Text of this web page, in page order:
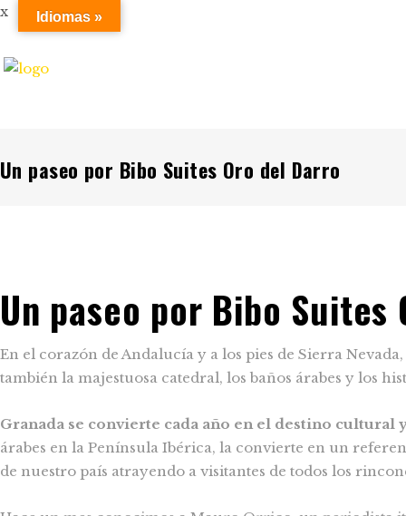
x
RESERVAR
Un paseo por Bibo Suites Oro del Darro
Un paseo por Bibo Suites
En el corazón de Andalucía y a los pies de Sierra
también la majestuosa catedral, los baños árabes y los
Granada se convierte cada año en el destino
árabes en la Península Ibérica, la convierte en un
de nuestro país atrayendo a visitantes de todos los
Idiomas »